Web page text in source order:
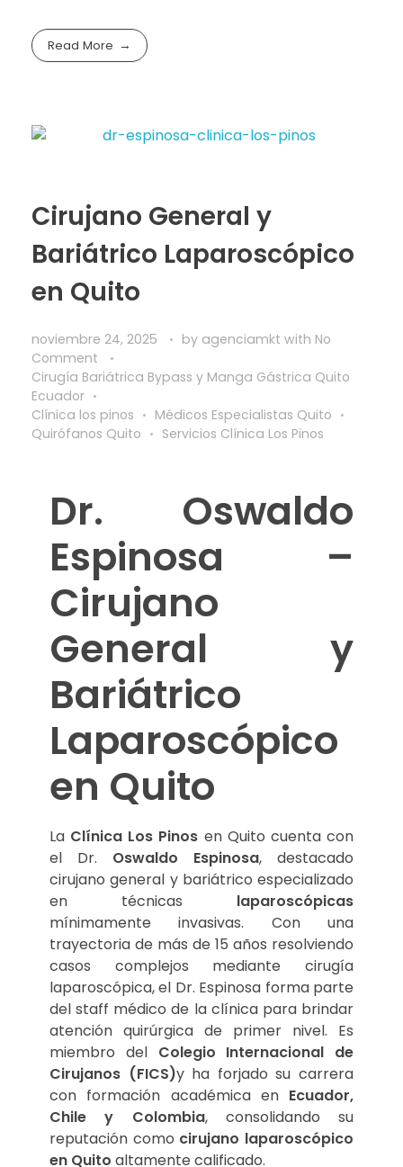
Read More
Cirujano General y
Bariátrico Laparoscópico
en Quito
noviembre 24, 2025 by agenciamkt with No
Comment
Cirugía Bariátrica Bypass y Manga Gástrica Quito
Ecuador
Clínica los pinos
Médicos Especialistas Quito
Quirófanos Quito
Servicios Clínica Los Pinos
Dr. Oswaldo
Espinosa –
Cirujano
General y
Bariátrico
Laparoscópico
en Quito
La Clínica Los Pinos en Quito cuenta con
el Dr. Oswaldo Espinosa, destacado
cirujano general y bariátrico especializado
en técnicas laparoscópicas
mínimamente invasivas. Con una
trayectoria de más de 15 años resolviendo
casos complejos mediante cirugía
laparoscópica, el Dr. Espinosa forma parte
del staff médico de la clínica para brindar
atención quirúrgica de primer nivel. Es
miembro del Colegio Internacional de
Cirujanos (FICS)y ha forjado su carrera
con formación académica en Ecuador,
Chile y Colombia, consolidando su
reputación como cirujano laparoscópico
en Quito altamente calificado.